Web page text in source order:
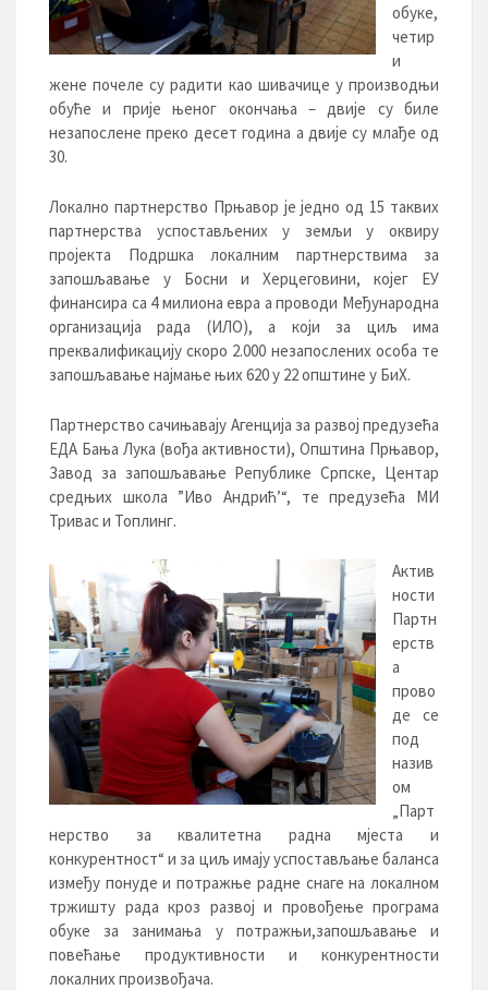
обуке,
четир
и
жене почеле су радити као шивачице у производњи
обуће и прије њеног окончања – двије су биле
незапослене преко десет година а двије су млађе од
30.
Локално партнерство Прњавор је једно од 15 таквих
партнерства успостављених у земљи у оквиру
пројекта Подршка локалним партнерствима за
запошљавање у Босни и Херцеговини, којег ЕУ
финансира са 4 милиона евра а проводи Међународна
организација рада (ИЛО), а који за циљ има
преквалификацију скоро 2.000 незапослених особа те
запошљавање најмање њих 620 у 22 општине у БиХ.
Партнерство сачињавају Агенција за развој предузећа
ЕДА Бања Лука (вођа активности), Општина Прњавор,
Завод за запошљавање Републике Српске, Центар
средњих школа ”Иво Андрић’“, те предузећа МИ
Тривас и Топлинг.
Актив
ности
Партн
ерств
а
прово
де се
под
назив
ом
„Парт
нерство за квалитетна радна мјеста и
конкурентност“ и за циљ имају успостављање баланса
између понуде и потражње радне снаге на локалном
тржишту рада кроз развој и провођење програма
обуке за занимања у потражњи,запошљавање и
повећање продуктивности и конкурентности
локалних произвођача.